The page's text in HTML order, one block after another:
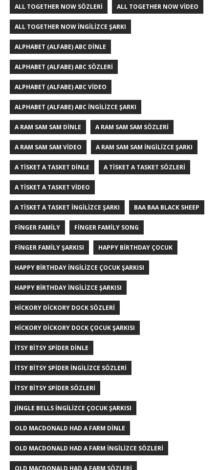
ALL TOGETHER NOW SÖZLERI ALL TOGETHER NOW VIDEO
ALL TOGETHER NOW İNGILIZCE ŞARKI
ALPHABET (ALFABE) ABC DINLE
ALPHABET (ALFABE) ABC SÖZLERI
ALPHABET (ALFABE) ABC VIDEO
ALPHABET (ALFABE) ABC İNGILIZCE ŞARKI
A RAM SAM SAM DINLE A RAM SAM SAM SÖZLERI
A RAM SAM SAM VIDEO A RAM SAM SAM İNGILIZCE ŞARKI
A TISKET A TASKET DINLE A TISKET A TASKET SÖZLERI
A TISKET A TASKET VIDEO
A TISKET A TASKET İNGILIZCE ŞARKI BAA BAA BLACK SHEEP
FINGER FAMILY FINGER FAMILY SONG
FINGER FAMILY ŞARKISI HAPPY BIRTHDAY ÇOCUK
HAPPY BIRTHDAY İNGILIZCE ÇOCUK ŞARKISI
HAPPY BIRTHDAY İNGILIZCE ŞARKISI
HICKORY DICKORY DOCK SÖZLERI
HICKORY DICKORY DOCK ÇOCUK ŞARKISI
ITSY BITSY SPIDER DINLE
ITSY BITSY SPIDER INGILIZCE SÖZLERI
ITSY BITSY SPIDER SÖZLERI
JINGLE BELLS İNGILIZCE ÇOCUK ŞARKISI
OLD MACDONALD HAD A FARM DINLE
OLD MACDONALD HAD A FARM INGILIZCE SÖZLERI
OLD MACDONALD HAD A FARM SÖZLERI